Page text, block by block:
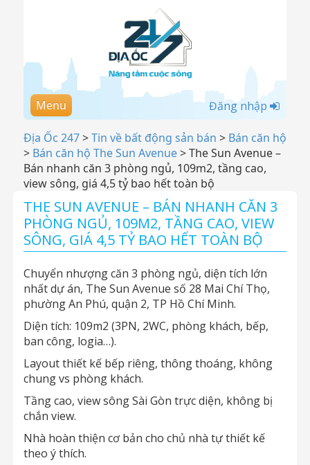
Menu Đăng nhập
Địa Ốc 247>Tin về bất động sản bán > Bán căn hộ
> Bán căn hộ The Sun Avenue>The Sun Avenue –
Bán nhanh căn 3 phòng ngủ, 109m2, tầng cao,
view sông, giá 4,5 tỷ bao hết toàn bộ
THE SUN AVENUE – BÁN NHANH CĂN 3
PHÒNG NGỦ, 109M2, TẦNG CAO, VIEW
SÔNG, GIÁ 4,5 TỶ BAO HẾT TOÀN BỘ
Chuyển nhượng căn 3 phòng ngủ, diện tích lớn
nhất dự án, The Sun Avenue số 28 Mai Chí Thọ,
phường An Phú, quận 2, TP Hồ Chí Minh.
Diện tích: 109m2 (3PN, 2WC, phòng khách, bếp,
ban công, logia…).
Layout thiết kế bếp riêng, thông thoáng, không
chung vs phòng khách.
Tầng cao, view sông Sài Gòn trực diện, không bị
chắn view.
Nhà hoàn thiện cơ bản cho chủ nhà tự thiết kế
theo ý thích.